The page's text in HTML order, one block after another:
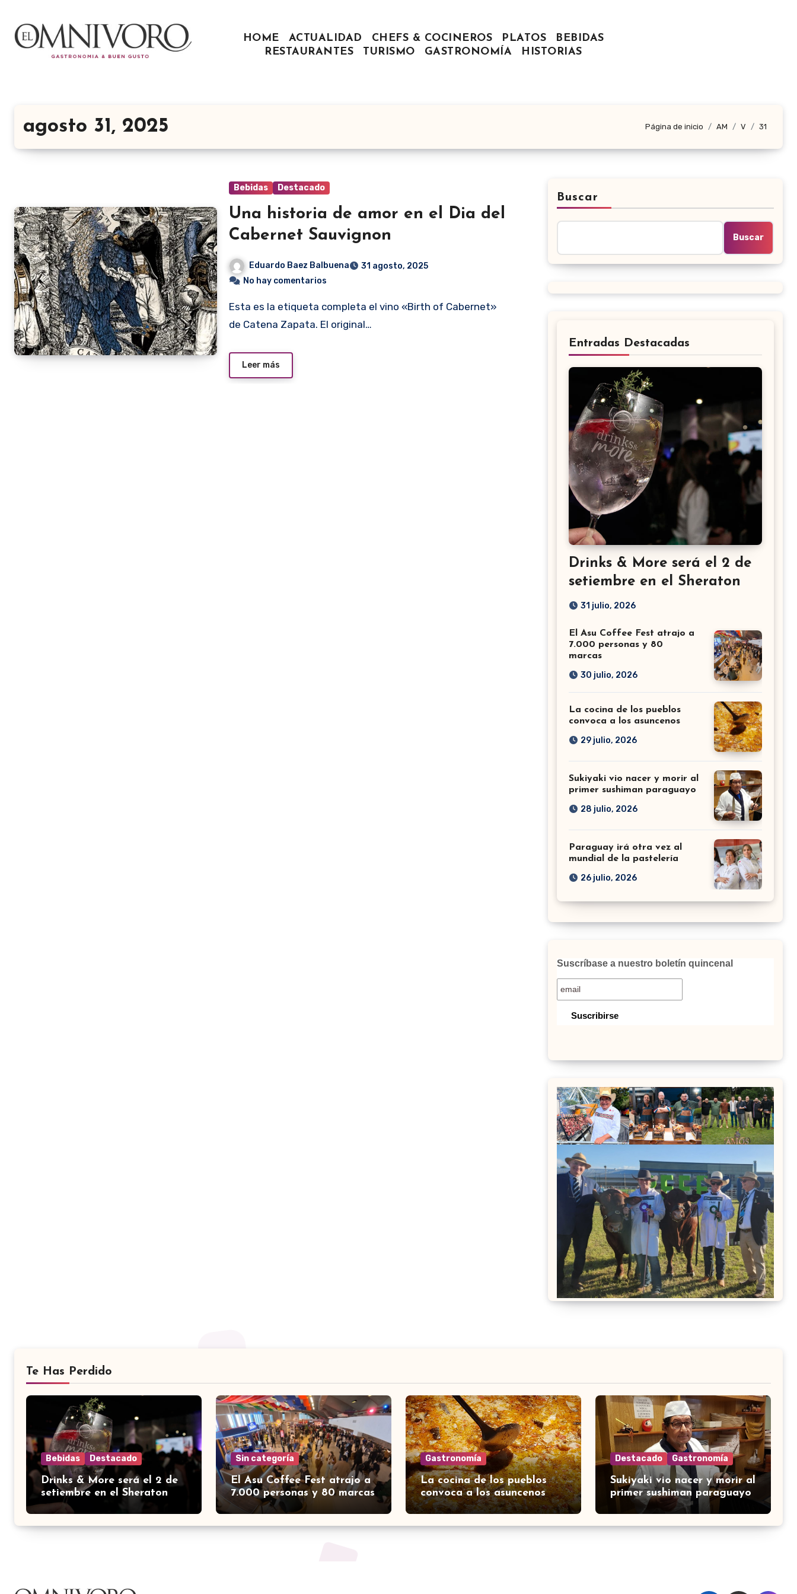
contenido
HOME ACTUALIDAD CHEFS & COCINEROS PLATOS
BEBIDAS
RESTAURANTES
TURISMO GASTRONOMÍA HISTORIAS
agosto 31, 2025 Página de inicio AM V 31
Bebidas Destacado
Una historia de amor en el Dia del
Cabernet Sauvignon
Eduardo Baez Balbuena
31 agosto, 2025
No hay comentarios
Esta es la etiqueta completa el vino «Birth of Cabernet»
de Catena Zapata. El original…
Leer más
Buscar
Buscar
Entradas Destacadas
Drinks & More será el 2 de
setiembre en el Sheraton
31 julio, 2026
El Asu Coffee Fest atrajo a
7.000 personas y 80
marcas
30 julio, 2026
La cocina de los pueblos
convoca a los asuncenos
29 julio, 2026
Sukiyaki vio nacer y morir al
primer sushiman paraguayo
28 julio, 2026
Paraguay irá otra vez al
mundial de la pastelería
26 julio, 2026
Suscríbase a nuestro boletín quincenal
Te Has Perdido
Bebidas Destacado
Drinks & More será el 2 de
setiembre en el Sheraton
Sin categoría
El Asu Coffee Fest atrajo a
7.000 personas y 80 marcas
Gastronomía
La cocina de los pueblos
convoca a los asuncenos
Destacado Gastronomía
Sukiyaki vio nacer y morir al
primer sushiman paraguayo